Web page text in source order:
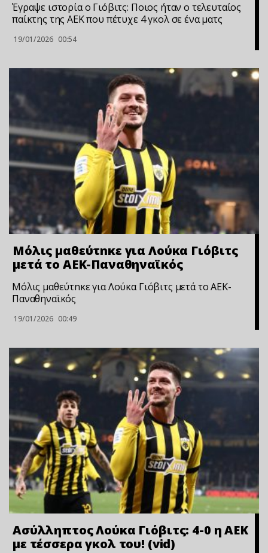
Έγραψε ιστορία ο Γιόβιτς: Ποιος ήταν ο τελευταίος
παίκτης της ΑΕΚ που πέτυχε 4 γκολ σε ένα ματς
19/01/2026 00:54
Μόλις μαθεύτnκε για Λούκα Γιόβιτς
μετά το ΑΕΚ-Παναθηναϊκός
Μόλις μαθεύτnκε για Λούκα Γιόβιτς μετά το ΑΕΚ-
Παναθηναϊκός
19/01/2026 00:49
Ασύλληπτος Λούκα Γιόβιτς: 4-0 η ΑΕΚ
με τέσσερα γκολ του! (vid)